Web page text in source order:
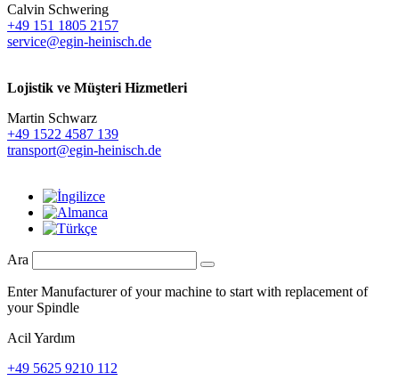
Calvin Schwering
+49 151 1805 2157
service@egin-heinisch.de
Lojistik ve Müşteri Hizmetleri
Martin Schwarz
+49 1522 4587 139
transport@egin-heinisch.de
Ara
Enter Manufacturer of your machine to start with replacement of
your Spindle
Acil Yardım
+49 5625 9210 112